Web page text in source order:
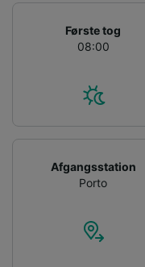
Første tog
08:00
Afgangsstation
Porto